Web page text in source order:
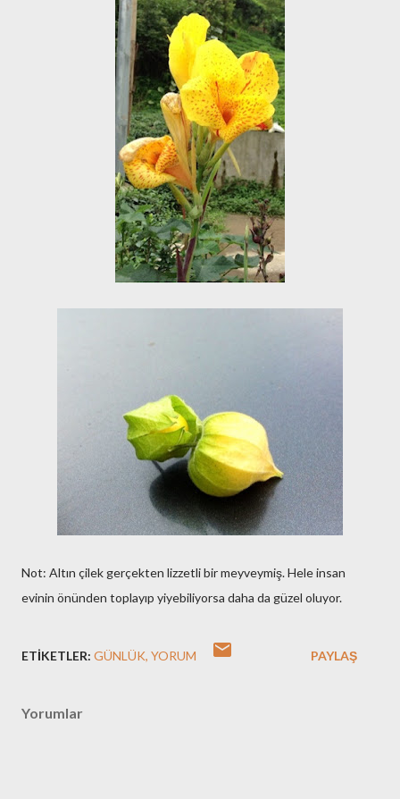
Not: Altın çilek gerçekten lizzetli bir meyveymiş. Hele insan
evinin önünden toplayıp yiyebiliyorsa daha da güzel oluyor.
ETIKETLER: GÜNLÜK YORUM PAYLAŞ
Yorumlar